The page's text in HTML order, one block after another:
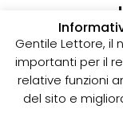
I pozzi neri
per la
soprattutto
sistema di
spurgo dei
Gentile Lettore, il
importanti per il
relative funzioni
del sito e